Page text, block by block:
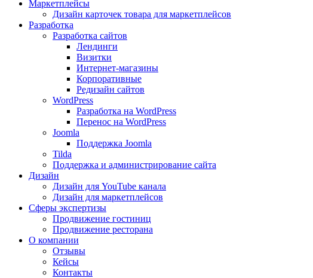
Маркетплейсы
Дизайн карточек товара для маркетплейсов
Разработка
Разработка сайтов
Лендинги
Визитки
Интернет-магазины
Корпоративные
Редизайн сайтов
WordPress
Разработка на WordPress
Перенос на WordPress
Joomla
Поддержка Joomla
Tilda
Поддержка и администрирование сайта
Дизайн
Дизайн для YouTube канала
Дизайн для маркетплейсов
Сферы экспертизы
Продвижение гостиниц
Продвижение ресторана
О компании
Отзывы
Кейсы
Контакты